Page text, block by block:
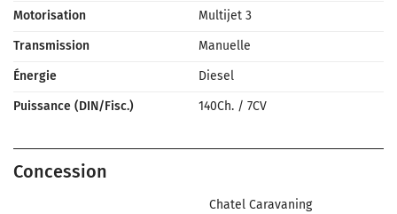
Motorisation
Multijet 3
Transmission
Manuelle
Énergie
Diesel
Puissance (DIN/Fisc.)
140Ch. / 7CV
Concession
Chatel Caravaning